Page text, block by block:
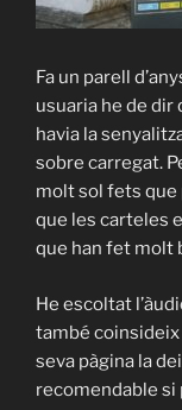
Fa un parell
usuaria he de dir
havia la
sobre carregat.
molt sol fets
que les carteles
que han fet molt
He escoltat
també
seva pàgina la
recomendable si